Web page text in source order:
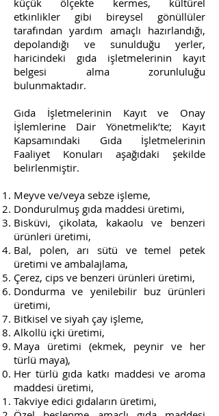
küçük ölçekte kermes, kültürel
etkinlikler gibi bireysel gönüllüler
tarafından yardım amaçlı hazırlandığı,
depolandığı ve sunulduğu yerler,
haricindeki gıda işletmelerinin kayıt
belgesi alma zorunluluğu
bulunmaktadır.
Gıda İşletmelerinin Kayıt ve Onay
İşlemlerine Dair Yönetmelik’te; Kayıt
Kapsamındaki Gıda İşletmelerinin
Faaliyet Konuları aşağıdaki şekilde
belirlenmiştir.
Meyve ve/veya sebze işleme,
Dondurulmuş gıda maddesi üretimi,
Bisküvi, çikolata, kakaolu ve benzeri
ürünleri üretimi,
Bal, polen, arı sütü ve temel petek
üretimi ve ambalajlama,
Çerez, cips ve benzeri ürünleri üretimi,
Dondurma ve yenilebilir buz ürünleri
üretimi,
Bitkisel ve siyah çay işleme,
Alkollü içki üretimi,
Maya üretimi (ekmek, peynir ve her
türlü maya),
Her türlü gıda katkı maddesi ve aroma
maddesi üretimi,
Takviye edici gıdaların üretimi,